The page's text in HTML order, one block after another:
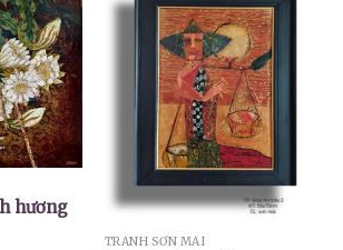
hương
TRANH SƠN MÀI